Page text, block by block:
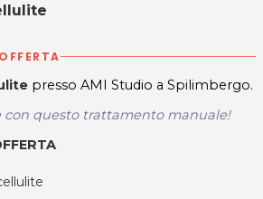
presso AMI Studio a Spilimbergo.
con questo trattamento manuale!